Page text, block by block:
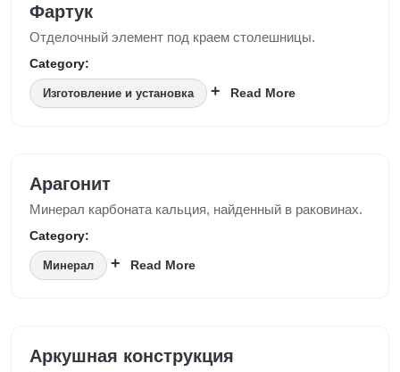
Фартук
Отделочный элемент под краем столешницы.
Category:
Изготовление и установка Read More
Арагонит
Минерал карбоната кальция, найденный в раковинах.
Category:
Минерал Read More
Аркушная конструкция